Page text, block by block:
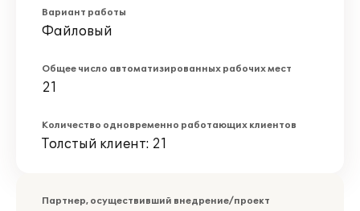
Вариант работы
Файловый
Общее число автоматизированных рабочих мест
21
Количество одновременно работающих клиентов
Толстый клиент: 21
Партнер, осуществивший внедрение/проект